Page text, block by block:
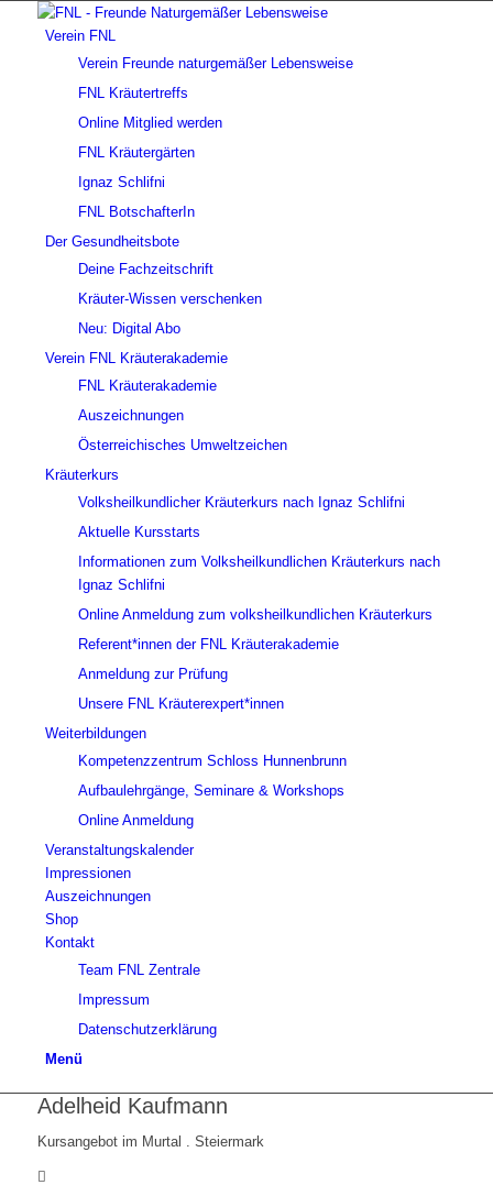
Verein FNL
Verein Freunde naturgemäßer Lebensweise
FNL Kräutertreffs
Online Mitglied werden
FNL Kräutergärten
Ignaz Schlifni
FNL BotschafterIn
Der Gesundheitsbote
Deine Fachzeitschrift
Kräuter-Wissen verschenken
Neu: Digital Abo
Verein FNL Kräuterakademie
FNL Kräuterakademie
Auszeichnungen
Österreichisches Umweltzeichen
Kräuterkurs
Volksheilkundlicher Kräuterkurs nach Ignaz Schlifni
Aktuelle Kursstarts
Informationen zum Volksheilkundlichen Kräuterkurs nach
Ignaz Schlifni
Online Anmeldung zum volksheilkundlichen Kräuterkurs
Referent*innen der FNL Kräuterakademie
Anmeldung zur Prüfung
Unsere FNL Kräuterexpert*innen
Weiterbildungen
Kompetenzzentrum Schloss Hunnenbrunn
Aufbaulehrgänge, Seminare & Workshops
Online Anmeldung
Veranstaltungskalender
Impressionen
Auszeichnungen
Shop
Kontakt
Team FNL Zentrale
Impressum
Datenschutzerklärung
Menü
Adelheid Kaufmann
Kursangebot im Murtal . Steiermark